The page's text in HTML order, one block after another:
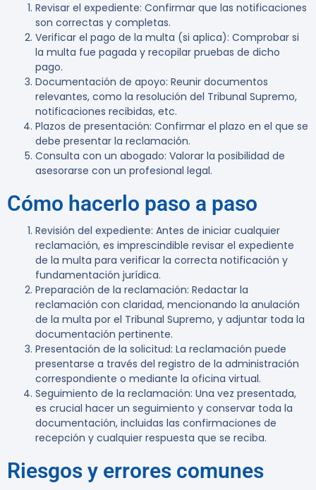
Revisar el expediente: Confirmar que las notificaciones
son correctas y completas.
Verificar el pago de la multa (si aplica): Comprobar si
la multa fue pagada y recopilar pruebas de dicho
pago.
Documentación de apoyo: Reunir documentos
relevantes, como la resolución del Tribunal Supremo,
notificaciones recibidas, etc.
Plazos de presentación: Confirmar el plazo en el que se
debe presentar la reclamación.
Consulta con un abogado: Valorar la posibilidad de
asesorarse con un profesional legal.
Cómo hacerlo paso a paso
Revisión del expediente: Antes de iniciar cualquier
reclamación, es imprescindible revisar el expediente
de la multa para verificar la correcta notificación y
fundamentación jurídica.
Preparación de la reclamación: Redactar la
reclamación con claridad, mencionando la anulación
de la multa por el Tribunal Supremo, y adjuntar toda la
documentación pertinente.
Presentación de la solicitud: La reclamación puede
presentarse a través del registro de la administración
correspondiente o mediante la oficina virtual.
Seguimiento de la reclamación: Una vez presentada,
es crucial hacer un seguimiento y conservar toda la
documentación, incluidas las confirmaciones de
recepción y cualquier respuesta que se reciba.
Riesgos y errores comunes